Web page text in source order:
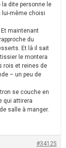
la dite personne le
lui-même choisi
Et maintenant
du
Et là il sait
le montera
rois et reines de
– un peu de
se couche en
qui attirera
salle à manger.
#34125